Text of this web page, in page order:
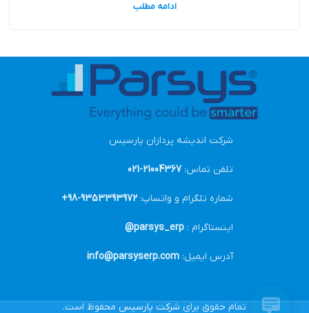
ادامه مطلب
شرکت اندیشه پردازان پارسیس
تلفن تماس:21004367-021
شماره تلگرام و واتساپ: 9353393972-98+
اینستاگرام : parsys_erp@
آدرس ایمیل: info@parsyserp.com
تمام حقوق برای شرکت پارسیس محفوظ است.